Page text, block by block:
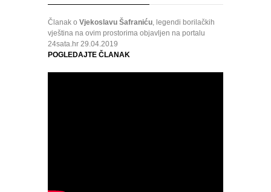
Članak o Vjekoslavu Šafraniću, legendi borilačkih
vještina na ovim prostorima objavljen na portalu
24sata.hr 29.04.2019
POGLEDAJTE ČLANAK